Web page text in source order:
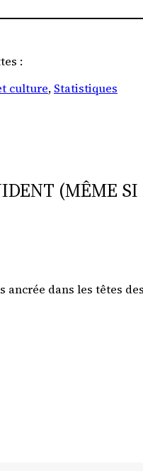
:
culture, Statistiques
(MÊME
dans les têtes